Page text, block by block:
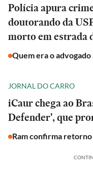
Polícia apura
doutorando da
morto em estrada
Quem era o
JORNAL DO CARRO
iCaur chega ao
Defender', que
Ram confirma